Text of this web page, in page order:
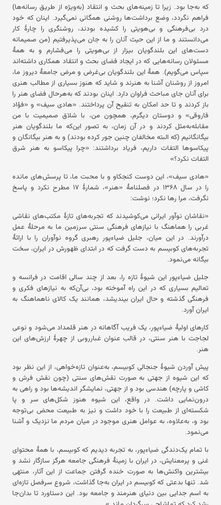
که به‌جا بود. زیرا تا زمینه‌های بحث و انتقاد (به‌ویژه از طریق رسانه‌ها)
فراهم نگردد، وضع برداشت‌ها روشنی همگانی نمی‌گیرد. اینان که خود
درد بی‌فرهنگی و بی‌هویتی را کشیده بودند، روشنگری را چارهٔ کار
می‌دانستند و ما از این حیث آنان را به جان می‌پذیرفتیم (من صمیمانه
دست‌های این بلندگویان بیزار از بی‌هویتی را می‌فشارم و به همهٔ
مسئولان رسانه‌هایی که در ایجاد فضای بحث و انتقاد همکاری داشته‌اند
سپاس می‌گویم). همهٔ این بلندگویان بی‌غرض و مرض جامعهٔ دیروز ما،
امروز از روشنان آشنا به هنرند و شاید که هنوز بسیاری از مطالب هنری
برای آنان جای مباحث فراوان دارد. اینان بودند که به‌هرحال فضای هنر را
باز کردند و تا حد امکان به تنقیح آن پرداختند. «هادی سیف» و «فؤاد
فاروقی» و دوستان دیگرم، همچون من، با شلاق صمیمیت با من
مقابله‌به‌مثل کردند و در آن زمان، به تصور این‌که ما بلندگویان هنر
بیگانگانیم (که البته مخالفان چنین جور کرده بودند) و به هنر بیگانگان و
پیکاسوها التفات داریم، فریاد برداشتند: «چرا پیکاسو به هنر شرق
التفات نکرد؟»
«هادی سیف»، این دوست کنجکاو و با محبت ما، تا پرسش‌های مانده
را در سال ۱۳۶۸ در فصلنامهٔ «هنر»، شمارهٔ ۱۷ مطرح نکرد و پاسخ
نگرفت، مرا رها نکرد؛ نوشت:
«نقاشان نوآور ایرانی می‌کوشیدند که تجربه‌های تازهٔ مکتب‌های نقاشی
غربی را هماهنگ با نیازهای فرهنگی سنتی سرزمین ما به مرحلهٔ عمل
درآورند. در این میان، جلیل ضیاءپور رهبری گروه نوآوران را با ارائهٔ
تجربه‌های کوبیسم به دست گرفت که در ابتدای ظهورش در ایران، سخت
بیگانه می‌نمود.
جلیل ضیاءپور این شیوهٔ تازه را، بعد از چند سالی اقامت در فرانسه و
تعالیم بسیاری که در این راه آموخته بود، بی‌آن‌که به نیازهای فکری و
فرهنگی گذشته و حال ایران بیندیشد، همانند یک کالای ناهماهنگ به
ایران آورد.
کارهای اولیهٔ ضیاءپور، یک فریب آگاهانه در هنر قلمداد می‌شود و نوعی
لجاجت با هنر سنتی، در قالب عنوان غبارروبی از چهرهٔ ارزش‌های این
هنر.
پیش آوردن شیوهٔ جنجالی کوبیسم، به‌عنوان تازه‌خواهی، از این نظر بود
که این شیوه از جهتی به صورت نقش‌های سنتی (چون نقش فرش و
کاشی و پارچه) هندسی بود و از جهتی، نمایشگر اندیشه‌ها بود و راهی به
درون‌نمایی داشت. در واقع، این شیوه هنوز شکل‌های سر و پا
شکسته‌ای از طبیعت را با خود داشت و نیز به طبیعت محض بی‌توجه
بود و، به‌علاوه، به عوامل هنری موجود در میان مردم ما نزدیک و آشنا
می‌نمود.
با تمام یک‌دندگی ضیاءپور، به تجربه دیدیم که کوبیسم، با همهٔ محتوای
غنی و پرمعنایش، در ایران با زمینهٔ فرهنگی جامعه هرگز سازگار نشد و
بیشترین واکنش‌ها به صورت خنده گرفتن جماعت از این آثار، منتهی
شد. تنها بدعتی که کوبیسم در ایران به‌جا گذاشت، شروع سرفصل تازه‌ای
به اسم جدایی بین دنیای هنرمند و جامعه بود. این دستاورد تا بدان‌جا
رشد کرد که تماشاچی سرگردان ماند.»